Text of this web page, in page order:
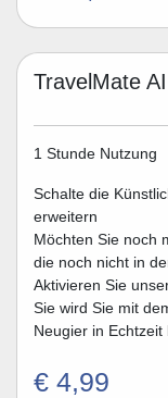
TravelMate
1 Stunde Nutzung
Schalte die
erweitern
Möchten Sie noch
die noch nicht in
Aktivieren Sie
Sie wird Sie mit
Neugier in Echtzeit
€ 4,99